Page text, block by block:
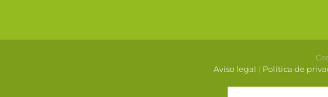
Aviso legal | Política de